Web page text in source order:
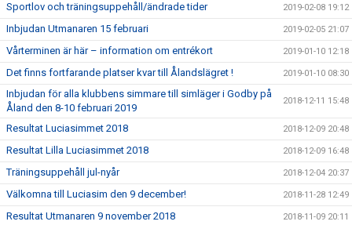
Sportlov och träningsuppehåll/ändrade tider 2019-02-08 19:12
Inbjudan Utmanaren 15 februari 2019-02-05 21:07
Vårterminen är här – information om entrékort 2019-01-10 12:18
Det finns fortfarande platser kvar till Ålandslägret ! 2019-01-10 08:30
Inbjudan för alla klubbens simmare till simläger i Godby på
Åland den 8-10 februari 2019
2018-12-11 15:48
Resultat Luciasimmet 2018 2018-12-09 20:48
Resultat Lilla Luciasimmet 2018 2018-12-09 16:48
Träningsuppehåll jul-nyår 2018-12-04 20:37
Välkomna till Luciasim den 9 december! 2018-11-28 12:49
Resultat Utmanaren 9 november 2018 2018-11-09 20:11